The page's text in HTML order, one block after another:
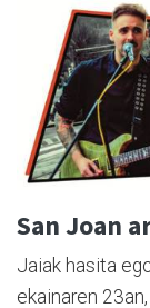
San Joan
Jaiak hasita
ekainaren